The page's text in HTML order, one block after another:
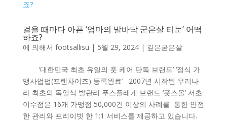
걸을 때마다 아픈 ‘엄마의 발바닥 굳은살 티눈’ 어떡
하죠?
에 의해서 footsallisu | 5월 29, 2024| 깊은굳은살
‘대한민국 최초 유일의 풋 케어 단독 브랜드’ ‘정식 가
맹사업법(프랜차이즈) 등록완료’ 2007년 시작된 우리나
라 최초의 독일식 발관리 푸스플레게 브랜드 ‘풋스올’ 서초
이수점은 16개 가맹점 50,000건 이상의 사례를 통한 안전
한 관리와 프리이빗 한 1:1 서비스를 제공하고 있습니다.